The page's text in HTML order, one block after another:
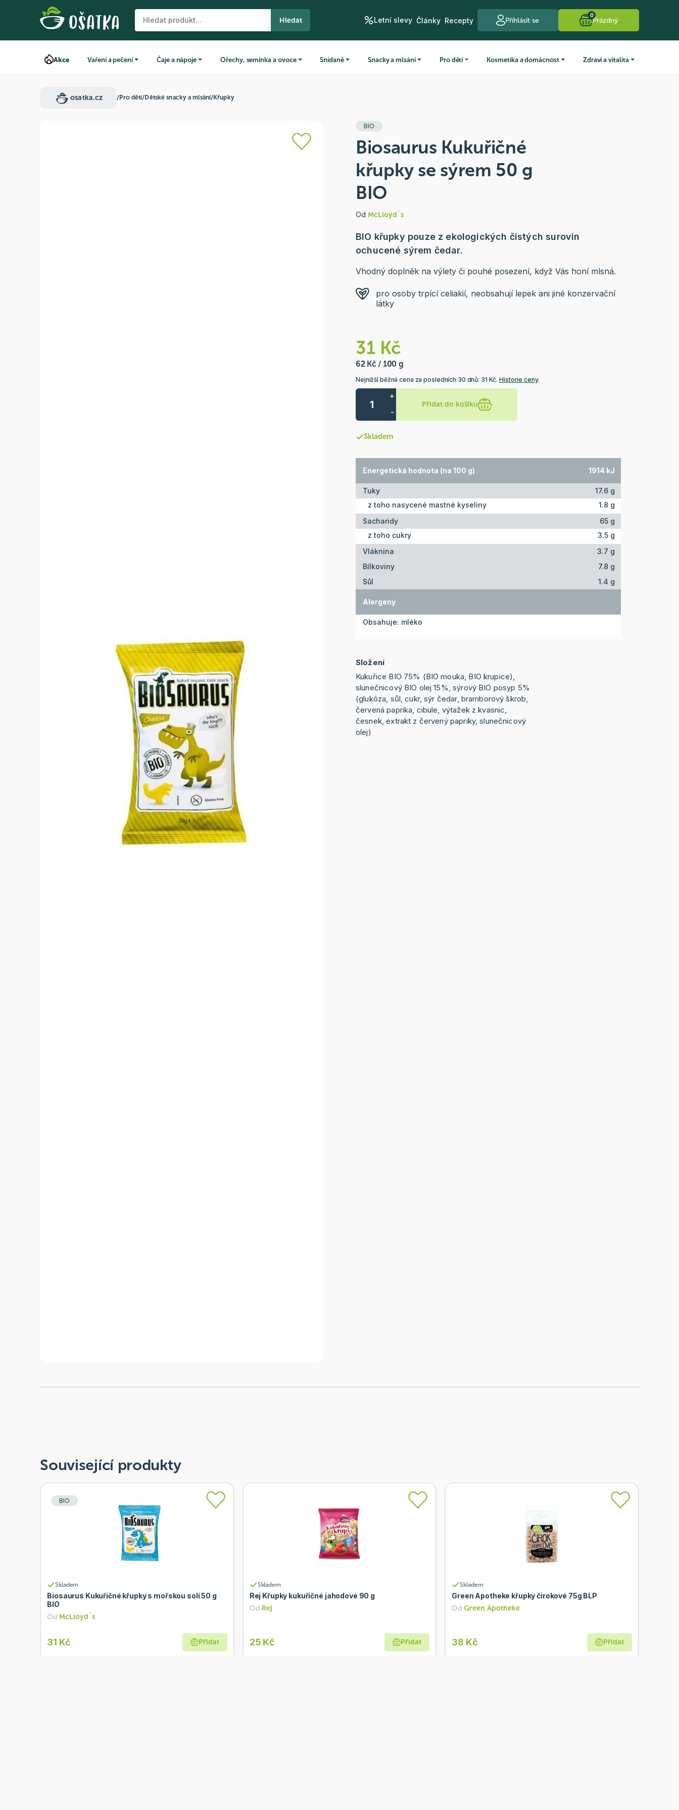
Hledat Letní slevy Články Recepty Přihlásit se
0
Prázdný
Akce Vaření a pečení Čaje a nápoje Ořechy, semínka a ovoce Snídaně Snacky a mlsání Pro děti Kosmetika a domácnost Zdraví a vitalita
osatka.cz /Pro děti/Dětské snacky a mlsání/Křupky
BIO
Biosaurus Kukuřičné
křupky se sýrem 50 g
BIO
Od McLloyd´s
BIO křupky pouze z ekologických čistých surovin
ochucené sýrem čedar.
Vhodný doplněk na výlety či pouhé posezení, když Vás honí mlsná.
pro osoby trpící celiakií, neobsahují lepek ani jiné konzervační
látky
31 Kč
62 Kč / 100 g
Nejnižší běžná cena za posledních 30 dnů: 31 Kč.Historie ceny.
+
-
Přidat do košíku
Skladem
Energetická hodnota (na 100 g) 1914 kJ
Tuky
17.6 g
z toho nasycené mastné kyseliny
1.8 g
Sacharidy
65 g
z toho cukry
3.5 g
Vláknina
3.7 g
Bílkoviny
7.8 g
Sůl
1.4 g
Alergeny
Obsahuje: mléko
Složení
Kukuřice BIO 75% (BIO mouka, BIO krupice),
slunečnicový BIO olej 15%, sýrový BIO posyp 5%
(glukóza, sůl, cukr, sýr čedar, bramborový škrob,
červená paprika, cibule, výtažek z kvasnic,
česnek, extrakt z červený papriky, slunečnicový
olej)
Související produkty
BIO
Skladem
Biosaurus Kukuřičné křupky s mořskou solí 50 g
BIO
OdMcLloyd´s
31 Kč Přidat
Skladem
Rej Křupky kukuřičné jahodové 90 g
Od Rej
25 Kč Přidat
Skladem
Green Apotheke křupky čirokové 75g BLP
OdGreen Apotheke
38 Kč Přidat